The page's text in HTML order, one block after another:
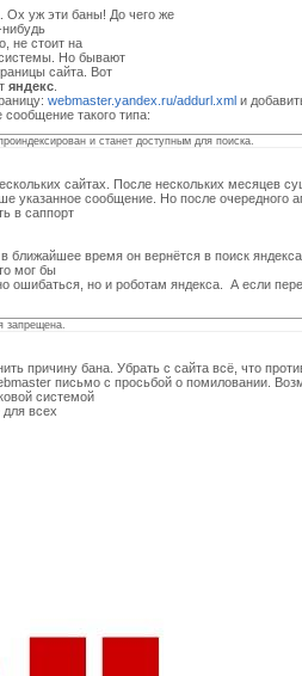
Ох уж эти баны! До чего же
нибудь
не стоит на
Но бывают
сайта. Вот
яндекс.
webmaster.yandex.ru/addurl.xmlи
такого типа:
и станет доступным для поиска.
сайтах. После нескольких месяцев
указанное сообщение. Но после очередного
в саппорт
ближайшее время он вернётся в поиск
мог бы
ошибаться, но и роботам яндекса. А если
запрещена.
причину бана. Убрать с сайта всё, что
письмо с просьбой о помиловании.
системой
всех